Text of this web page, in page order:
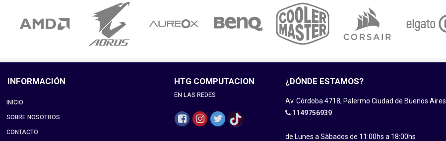
INFORMACIÓN
INICIO
SOBRE NOSOTROS
CONTACTO
HTG COMPUTACION
EN LAS REDES
¿DÓNDE ESTAMOS?
Av. Córdoba 4718, Palermo Ciudad de Buenos Aires
1149756939
de Lunes a Sàbados de 11:00hs a 18:00hs